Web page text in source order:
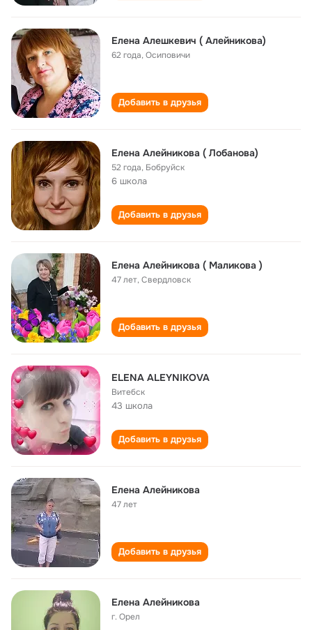
Елена Алешкевич ( Алейникова)
62 года,Осиповичи
Добавить в друзья
Елена Алейникова ( Лобанова)
52 года, Бобруйск
6 школа
Добавить в друзья
Елена Алейникова ( Маликова )
47 лет,Свердловск
Добавить в друзья
ELENA АLEYNIKOVA
Витебск
43 школа
Добавить в друзья
Елена Алейникова
47 лет
Добавить в друзья
Елена Алейникова
г. Орел